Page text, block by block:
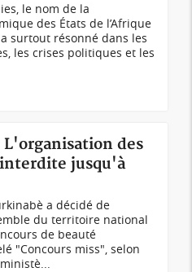
le nom de la
des États de l’Afrique
a surtout résonné dans les
les crises politiques et les
L'organisation des
jusqu'à
a décidé de
du territoire national
de beauté
"Concours miss", selon